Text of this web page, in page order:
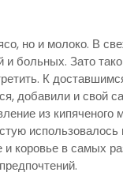
но и молоко. В
больных. Зато
К
добавили и свой
из кипяченого
и коровье в самых